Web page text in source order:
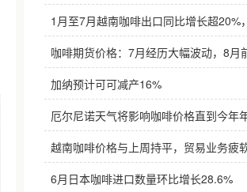
加纳预计可可减产16%
厄尔尼诺天气将影响咖啡价格直到今年
越南咖啡价格与上周持平，贸易业务疲
6月日本咖啡进口数量环比增长28.6%